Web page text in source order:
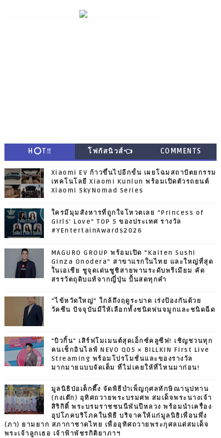
H⭕T‼ โฟกัสนิวส์👈 COMMENTS
Xiaomi EV ก้าวขึ้นไปอีกขั้น เผยโฉมสถาปัตยกรรม
เทคโนโลยี Xiaomi Kunlun พร้อมเปิดตัวรถยนต์
Xiaomi SkyNomad Series
ใครมีมุมสังหารที่ถูกใจโหวตเลย “Princess of
Girls' Love” TOP 5 ของประเทศ รางวัล
#YEntertainAwards2026
MAGURO GROUP พร้อมเปิด “Kaiten Sushi
Ginza Onodera” สาขาแรกในไทย และใหญ่ที่สุด
ในเอเชีย ชูจุดเด่นซูชิสายพานระดับพรีเมียม คัด
สรรวัตถุดิบแท้จากญี่ปุ่น ปั้นสดทุกคำ
“ไข้หวัดใหญ่” ใกล้ถึงฤดูระบาด เร่งป้องกันด้วย
วัคซีน ปัจจุบันมีให้เลือกทั้งชนิดพ่นจมูกและชนิดฉีด
"บิวกิ้น" เสิร์ฟโมเมนต์สุดเอ็กซ์คลูซีฟ! เชิญชวนทุก
คนเช็กอินไลฟ์ NEVO Q05 × BILLKIN First Live
Streaming พร้อมโปรโมชั่นและของรางวัล
มากมายแบบจัดเต็ม ที่ไม่เคยให้ที่ไหนมาก่อน!
มูลนิธิป่อเต็กตึ๊ง จัดพิธีบำเพ็ญกุศลทักษิณานุปทาน
(กงเต๊ก) อุทิศถวายพระบรมศพ สมเด็จพระนางเจ้า
สิริกิติ์ พระบรมราชชนนีพันปีหลวง พร้อมนำเครื่อง
อุปโภคบริโภคในพิธี บริจาคให้แก่มูลนิธิเพื่อนพึ่ง
(ภา) ยามยาก สภากาชาดไทย เพื่ออุทิศถวายพระกุศลแด่สมเด็จ
พระเจ้าลูกเธอ เจ้าฟ้าพัชรกิติยาภาฯ